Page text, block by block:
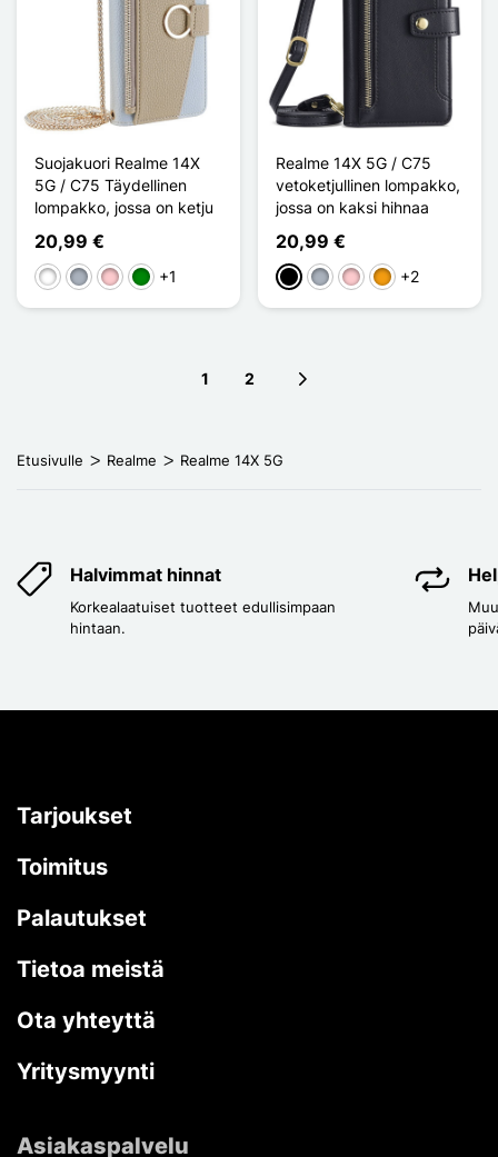
Suojakuori Realme 14X
5G / C75 Täydellinen
lompakko, jossa on ketju
20,99 €
Valkoinen
Harmaa
PinkkiVihreä
+1
Realme 14X 5G / C75
vetoketjullinen lompakko,
jossa on kaksi hihnaa
20,99 €
MustaHarmaaPinkkiOranssi
+2
1 2
Etusivulle Realme Realme 14X 5G
Halvimmat hinnat
Korkealaatuiset tuotteet edullisimpaan
hintaan.
Tarjoukset
Toimitus
Palautukset
Tietoa meistä
Ota yhteyttä
Yritysmyynti
Asiakaspalvelu